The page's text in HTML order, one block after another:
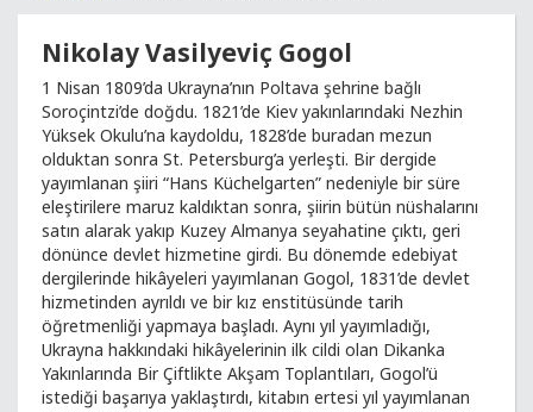
Nikolay Vasilyeviç Gogol
1 Nisan 1809’da Ukrayna’nın Poltava şehrine bağlı
Soroçintzi’de doğdu. 1821’de Kiev yakınlarındaki Nezhin
Yüksek Okulu’na kaydoldu, 1828’de buradan mezun
olduktan sonra St. Petersburg’a yerleşti. Bir dergide
yayımlanan şiiri “Hans Küchelgarten” nedeniyle bir süre
eleştirilere maruz kaldıktan sonra, şiirin bütün nüshalarını
satın alarak yakıp Kuzey Almanya seyahatine çıktı, geri
dönünce devlet hizmetine girdi. Bu dönemde edebiyat
dergilerinde hikâyeleri yayımlanan Gogol, 1831’de devlet
hizmetinden ayrıldı ve bir kız enstitüsünde tarih
öğretmenliği yapmaya başladı. Aynı yıl yayımladığı,
Ukrayna hakkındaki hikâyelerinin ilk cildi olan Dikanka
Yakınlarında Bir Çiftlikte Akşam Toplantıları, Gogol’ü
istediği başarıya yaklaştırdı, kitabın ertesi yıl yayımlanan